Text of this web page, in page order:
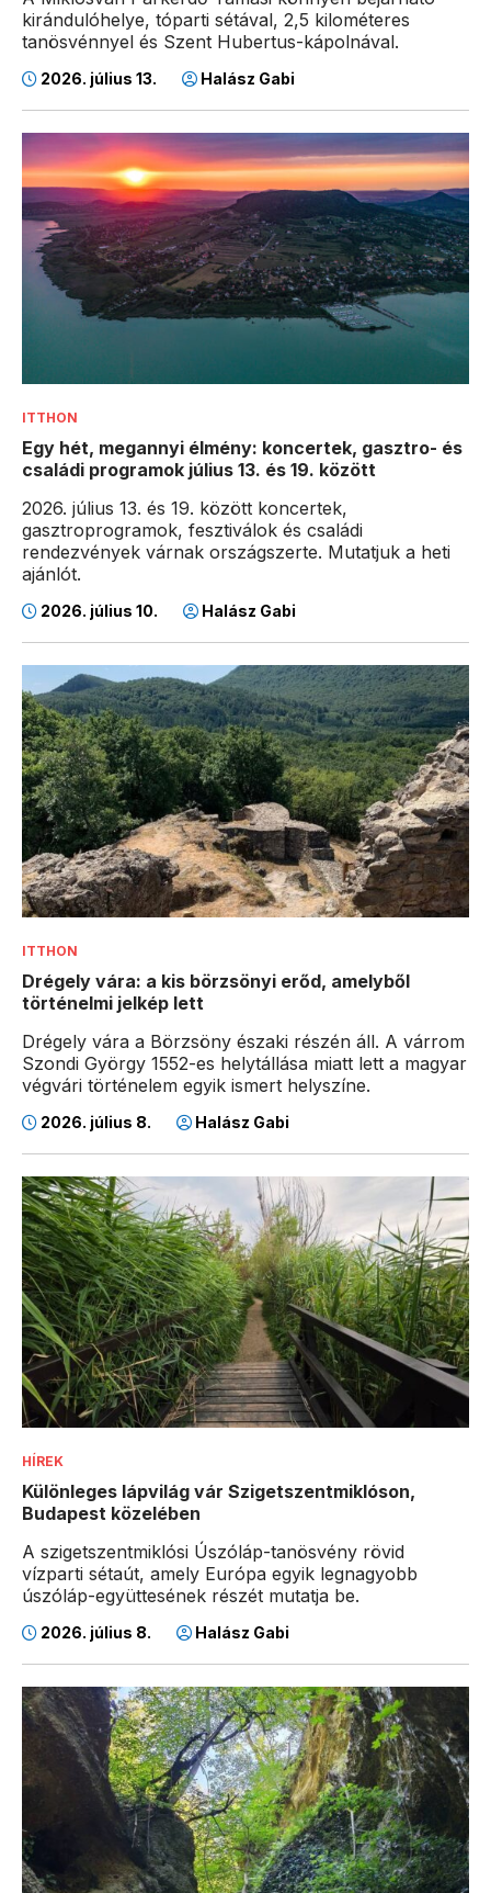
kirándulóhelye, tóparti sétával, 2,5 kilométeres
tanösvénnyel és Szent Hubertus-kápolnával.
2026. július 13. Halász Gabi
ITTHON
Egy hét, megannyi élmény: koncertek, gasztro- és
családi programok július 13. és 19. között
2026. július 13. és 19. között koncertek,
gasztroprogramok, fesztiválok és családi
rendezvények várnak országszerte. Mutatjuk a heti
ajánlót.
2026. július 10. Halász Gabi
ITTHON
Drégely vára: a kis börzsönyi erőd, amelyből
történelmi jelkép lett
Drégely vára a Börzsöny északi részén áll. A várrom
Szondi György 1552-es helytállása miatt lett a magyar
végvári történelem egyik ismert helyszíne.
2026. július 8. Halász Gabi
HÍREK
Különleges lápvilág vár Szigetszentmiklóson,
Budapest közelében
A szigetszentmiklósi Úszóláp-tanösvény rövid
vízparti sétaút, amely Európa egyik legnagyobb
úszóláp-együttesének részét mutatja be.
2026. július 8. Halász Gabi